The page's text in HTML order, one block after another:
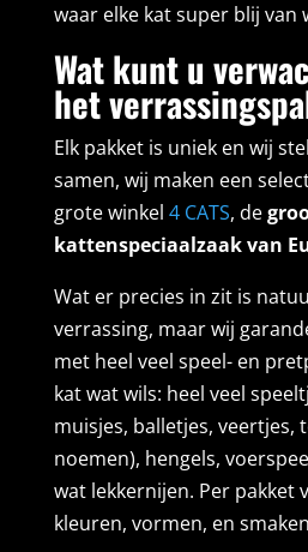
waar elke kat super blij van
Wat kunt u
het
Elk pakket is uniek en wij
samen, wij maken een
grote winkel 4 CATS, de
kattenspeciaalzaak van
Wat er precies in zit is
verrassing, maar wij
met heel veel speel- en
kat wat wils: heel veel
muisjes, balletjes, veertjes,
noemen), hengels,
wat lekkernijen. Per pakket
kleuren, vormen, en